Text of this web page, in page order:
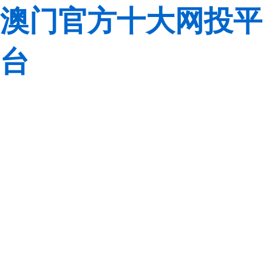
澳门官方十大网投平
台